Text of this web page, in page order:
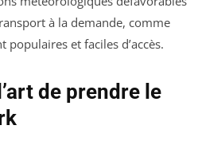
à la demande, comme
et faciles d’accès.
de prendre le